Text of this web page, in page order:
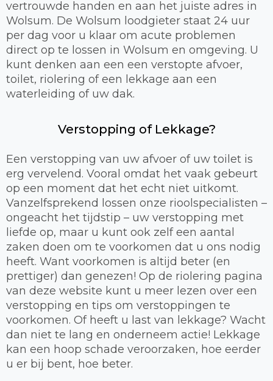
vertrouwde handen en aan het juiste adres in
Wolsum. De Wolsum loodgieter staat 24 uur
per dag voor u klaar om acute problemen
direct op te lossen in Wolsum en omgeving. U
kunt denken aan een een verstopte afvoer,
toilet, riolering of een lekkage aan een
waterleiding of uw dak.
Verstopping of Lekkage?
Een verstopping van uw afvoer of uw toilet is
erg vervelend. Vooral omdat het vaak gebeurt
op een moment dat het echt niet uitkomt.
Vanzelfsprekend lossen onze rioolspecialisten –
ongeacht het tijdstip – uw verstopping met
liefde op, maar u kunt ook zelf een aantal
zaken doen om te voorkomen dat u ons nodig
heeft. Want voorkomen is altijd beter (en
prettiger) dan genezen! Op de riolering pagina
van deze website kunt u meer lezen over een
verstopping en tips om verstoppingen te
voorkomen. Of heeft u last van lekkage? Wacht
dan niet te lang en onderneem actie! Lekkage
kan een hoop schade veroorzaken, hoe eerder
u er bij bent, hoe beter.